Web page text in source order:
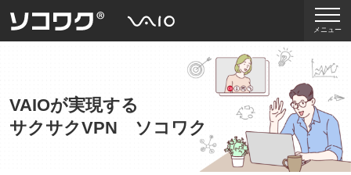
メニュー
VAIOが実現する
サクサクVPN ソコワク